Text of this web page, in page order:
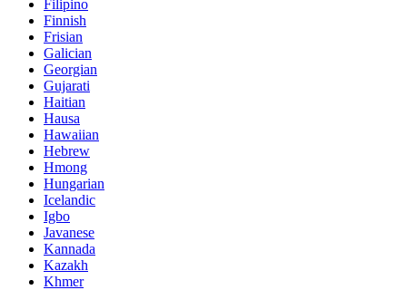
Filipino
Finnish
Frisian
Galician
Georgian
Gujarati
Haitian
Hausa
Hawaiian
Hebrew
Hmong
Hungarian
Icelandic
Igbo
Javanese
Kannada
Kazakh
Khmer